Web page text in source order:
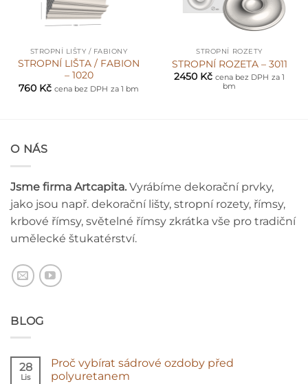
STROPNÍ LIŠTY / FABIONY
STROPNÍ LIŠTA / FABION
– 1020
760 Kč cena bez DPH za 1 bm
STROPNÍ ROZETY
STROPNÍ ROZETA – 3011
2450 Kč cena bez DPH za 1
bm
O NÁS
Jsme firma Artcapita. Vyrábíme dekorační prvky,
jako jsou např. dekorační lišty, stropní rozety, římsy,
krbové římsy, světelné římsy zkrátka vše pro tradiční
umělecké štukatérství.
BLOG
28
Lis
Proč vybírat sádrové ozdoby před
polyuretanem